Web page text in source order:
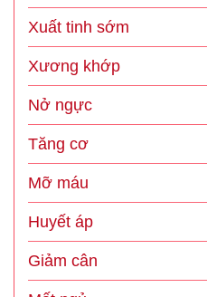
Xuất tinh sớm
Xương khớp
Nở ngực
Tăng cơ
Mỡ máu
Huyết áp
Giảm cân